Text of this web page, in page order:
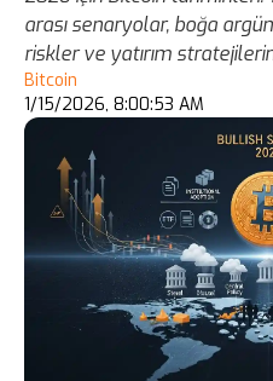
arası senaryolar, boğa
riskler ve yatırım
Bitcoin
1/15/2026, 8:00:53 AM